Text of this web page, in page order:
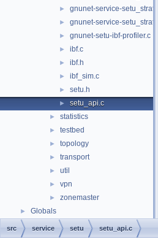
► gnunet-service-
► gnunet-service-
► gnunet-setu-ibf-profiler.c
► ibf.c
► ibf.h
► ibf_sim.c
► setu.h
► setu_api.c
► statistics
► testbed
► topology
► transport
► util
► vpn
► zonemaster
► Globals
src service setu setu_api.c